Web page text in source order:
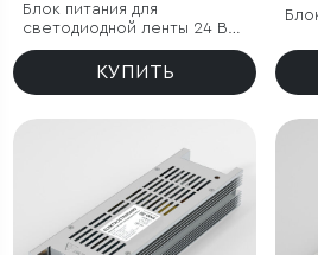
Блок питания для
светодиодной ленты 24 В
100W
КУПИТЬ